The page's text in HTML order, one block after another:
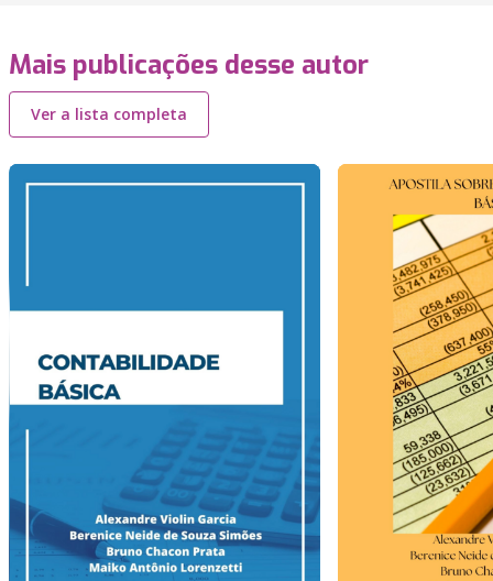
Mais publicações desse autor
Ver a lista completa